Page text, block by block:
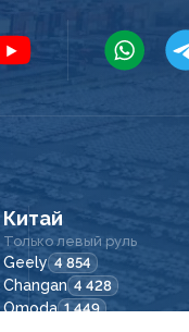
Китай
Только левый руль
Geely 4 854
Changan 4 428
Omoda 1 449